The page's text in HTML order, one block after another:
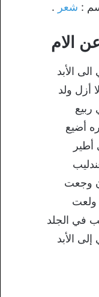
: شعر .
الام
الأبد
أزل ولد
ربيع
أضيع
وجعت
ولعت
في الجلد
الأبد